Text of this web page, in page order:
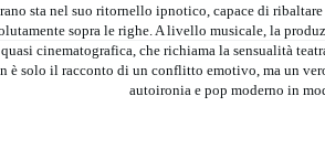
sta nel suo ritornello ipnotico, capace di
sopra le righe. A livello musicale, la
quasi cinematografica, che richiama la sensualità
è solo il racconto di un conflitto emotivo, ma un
autoironia e pop moderno in